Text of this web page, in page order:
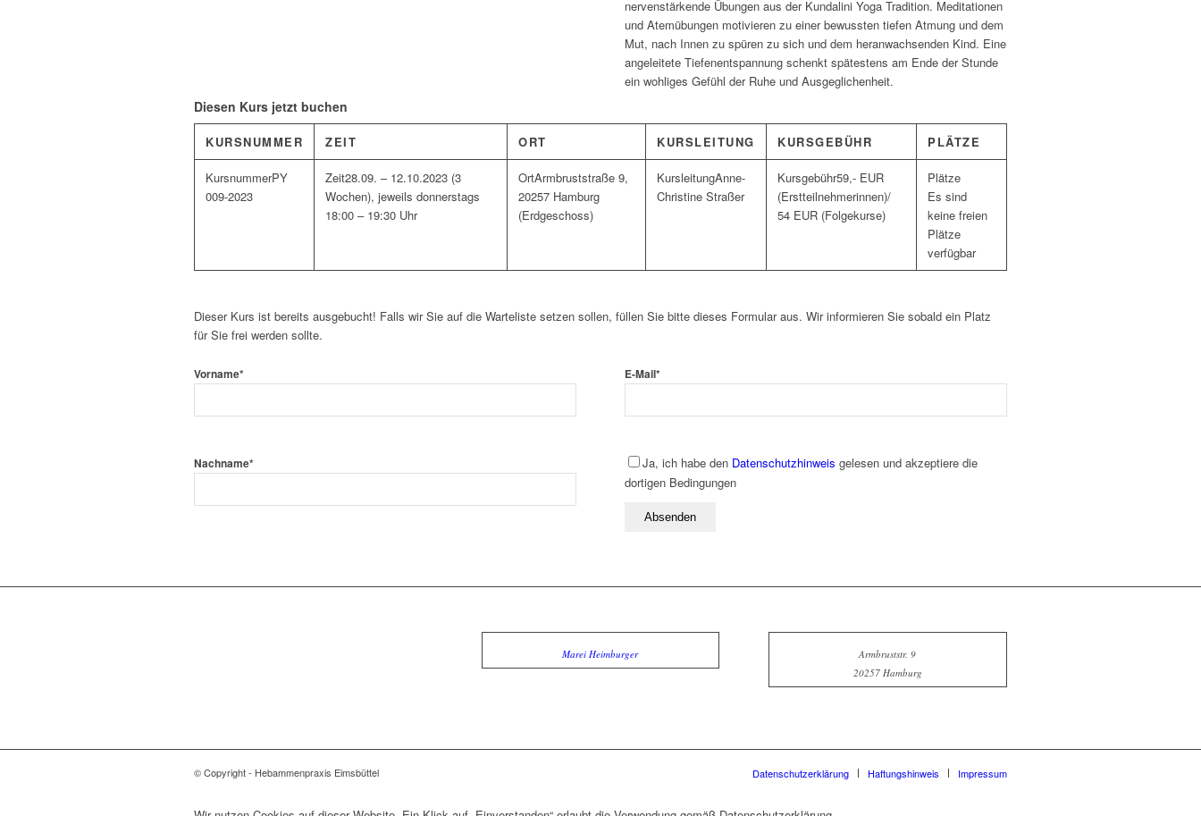
nervenstärkende Übungen aus der Kundalini Yoga Tradition. Meditationen
und Atemübungen motivieren zu einer bewussten tiefen Atmung und dem
Mut, nach Innen zu spüren zu sich und dem heranwachsenden Kind. Eine
angeleitete Tiefenentspannung schenkt spätestens am Ende der Stunde
ein wohliges Gefühl der Ruhe und Ausgeglichenheit.
Diesen Kurs jetzt buchen
KURSNUMMER ZEIT ORT KURSLEITUNG KURSGEBÜHR PLÄTZE
PY
009-2023
28.09. – 12.10.2023 (3
Wochen), jeweils donnerstags
18:00 – 19:30 Uhr
Armbruststraße 9,
20257 Hamburg
(Erdgeschoss)
Anne-
Christine Straßer
59,- EUR
(Erstteilnehmerinnen)/
54 EUR (Folgekurse)
Es sind
keine freien
Plätze
verfügbar
Dieser Kurs ist bereits ausgebucht! Falls wir Sie auf die Warteliste setzen sollen, füllen Sie bitte dieses Formular aus. Wir informieren Sie sobald ein Platz
für Sie frei werden sollte.
Vorname*
Nachname*
E-Mail*
Ja, ich habe den Datenschutzhinweis gelesen und akzeptiere die
dortigen Bedingungen
Marei Heimburger
Armbruststr. 9
20257 Hamburg
© Copyright - Hebammenpraxis Eimsbüttel Datenschutzerklärung Haftungshinweis Impressum